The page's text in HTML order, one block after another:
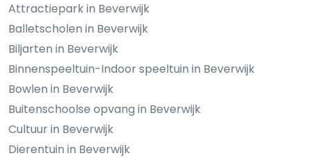
Attractiepark in Beverwijk
Balletscholen in Beverwijk
Biljarten in Beverwijk
Binnenspeeltuin-Indoor speeltuin in Beverwijk
Bowlen in Beverwijk
Buitenschoolse opvang in Beverwijk
Cultuur in Beverwijk
Dierentuin in Beverwijk